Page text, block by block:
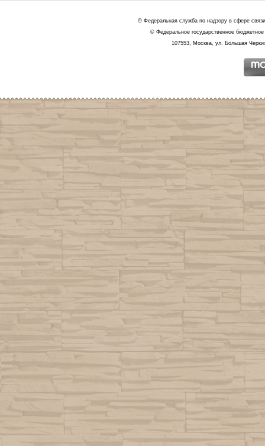
© Федеральная служба по надзору в сфере
© Федеральное государственное
107553, Москва, ул. Большая